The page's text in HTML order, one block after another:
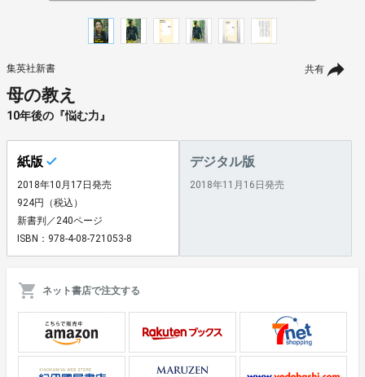
共有
集英社新書
母の教え
10年後の『悩む力』
紙版
2018年10月17日発売
924円（税込）
新書判／240ページ
ISBN：978-4-08-721053-8
デジタル版
2018年11月16日発売
ネット書店で注文する